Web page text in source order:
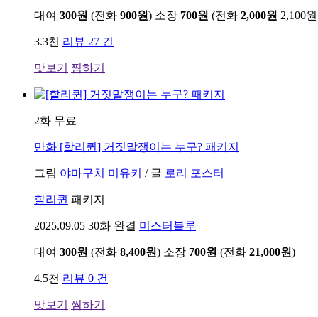
대여 300원 (전화 900원) 소장 700원 (전화 2,000원 2,100원
3.3천 리뷰 27 건
맛보기 찜하기
2화 무료
만화 [할리퀸] 거짓말쟁이는 누구? 패키지
그림 야마구치 미유키 / 글 로리 포스터
할리퀸 패키지
2025.09.05 30화 완결 미스터블루
대여 300원 (전화 8,400원) 소장 700원 (전화 21,000원)
4.5천 리뷰 0 건
맛보기 찜하기